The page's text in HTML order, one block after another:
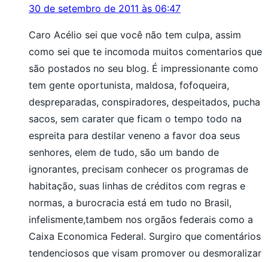
30 de setembro de 2011 às 06:47
Caro Acélio sei que você não tem culpa, assim
como sei que te incomoda muitos comentarios que
são postados no seu blog. É impressionante como
tem gente oportunista, maldosa, fofoqueira,
despreparadas, conspiradores, despeitados, pucha
sacos, sem carater que ficam o tempo todo na
espreita para destilar veneno a favor doa seus
senhores, elem de tudo, são um bando de
ignorantes, precisam conhecer os programas de
habitação, suas linhas de créditos com regras e
normas, a burocracia está em tudo no Brasil,
infelismente,tambem nos orgãos federais como a
Caixa Economica Federal. Surgiro que comentários
tendenciosos que visam promover ou desmoralizar